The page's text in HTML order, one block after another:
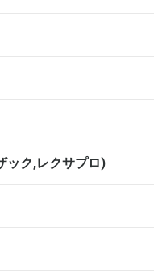
ック,レクサプロ)